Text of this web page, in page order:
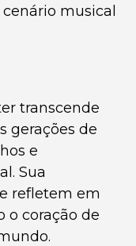
musical
transcende
gerações de
e
Sua
refletem em
o coração de